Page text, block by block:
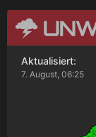
Aktualisiert:
7. August, 06:25